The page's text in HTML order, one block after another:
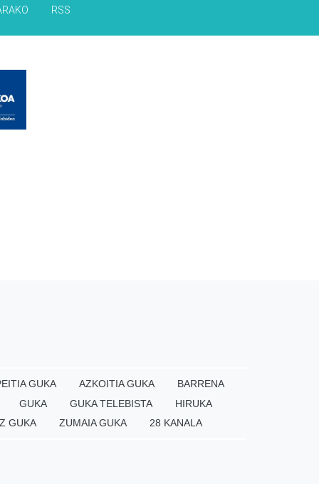
RSS
GUKA AZKOITIA GUKA
BARRENA
GUKA
GUKA TELEBISTA
HIRUKA
GUKA
ZUMAIA GUKA 28 KANALA